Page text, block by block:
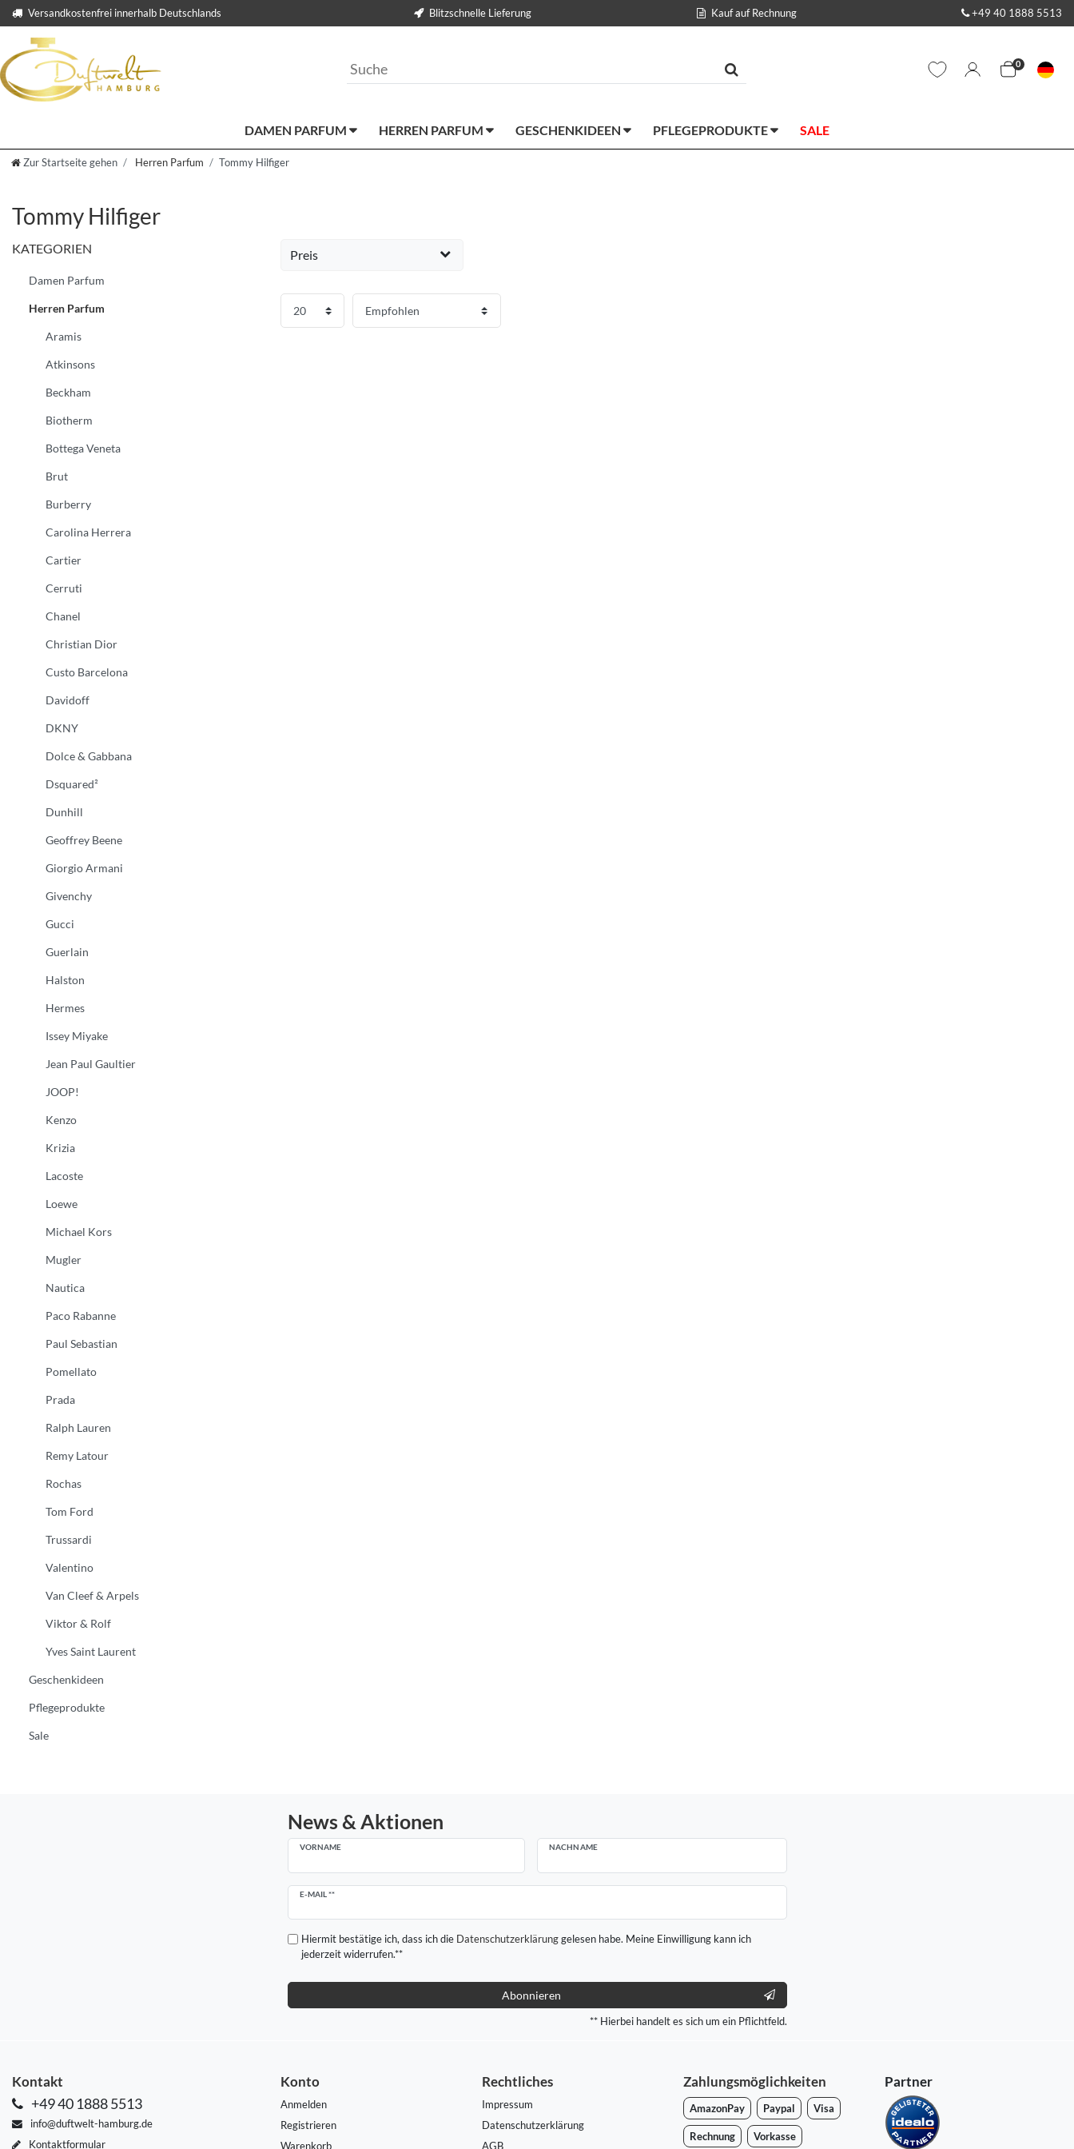
Versandkostenfrei innerhalb Deutschlands Blitzschnelle Lieferung Kauf auf Rechnung +49 40 1888 5513
0
DAMEN PARFUM HERREN PARFUM GESCHENKIDEEN PFLEGEPRODUKTE SALE
Zur Startseite gehen Herren Parfum Tommy Hilfiger
Tommy Hilfiger
KATEGORIEN
Damen Parfum
Herren Parfum
Aramis
Atkinsons
Beckham
Biotherm
Bottega Veneta
Brut
Burberry
Carolina Herrera
Cartier
Cerruti
Chanel
Christian Dior
Custo Barcelona
Davidoff
DKNY
Dolce & Gabbana
Dsquared²
Dunhill
Geoffrey Beene
Giorgio Armani
Givenchy
Gucci
Guerlain
Halston
Hermes
Issey Miyake
Jean Paul Gaultier
JOOP!
Kenzo
Krizia
Lacoste
Loewe
Michael Kors
Mugler
Nautica
Paco Rabanne
Paul Sebastian
Pomellato
Prada
Ralph Lauren
Remy Latour
Rochas
Tom Ford
Trussardi
Valentino
Van Cleef & Arpels
Viktor & Rolf
Yves Saint Laurent
Geschenkideen
Pflegeprodukte
Sale
Preis
EUR EUR
Übernehmen
News & Aktionen
VORNAME NACHNAME
E-MAIL **
Newsletter
Hiermit bestätige ich, dass ich die Daten­schutz­erklärunggelesen habe. Meine Einwilligung kann ich
jederzeit widerrufen.**
Abonnieren
** Hierbei handelt es sich um ein Pflichtfeld.
Kontakt
+49 40 1888 5513
info@duftwelt-hamburg.de
Kontaktformular
Konto
Anmelden
Registrieren
Warenkorb
Rechtliches
Impressum
Daten­schutz­erklärung
AGB
Zahlungsmöglichkeiten
AmazonPay Paypal Visa
Rechnung Vorkasse
Partner